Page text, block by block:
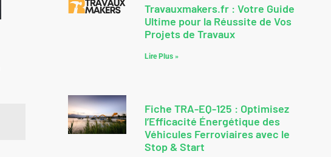
Travauxmakers.fr : Votre Guide
Ultime pour la Réussite de Vos
Projets de Travaux
Lire Plus »
Fiche TRA-EQ-125 : Optimisez
l’Efficacité Énergétique des
Véhicules Ferroviaires avec le
Stop & Start